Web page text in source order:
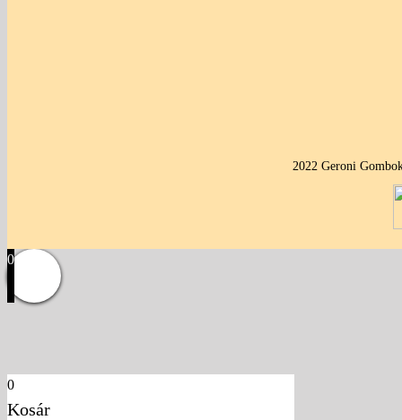
2022 Geroni
0
0
Kosár